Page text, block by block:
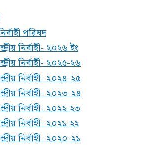
পরিষদ
নির্বাহী- ২০২৬ ইং
নির্বাহী- ২০২৫-২৬
নির্বাহী- ২০২৪-২৫
নির্বাহী- ২০২৩-২৪
নির্বাহী- ২০২২-২৩
নির্বাহী- ২০২১-২২
নির্বাহী- ২০২০-২১